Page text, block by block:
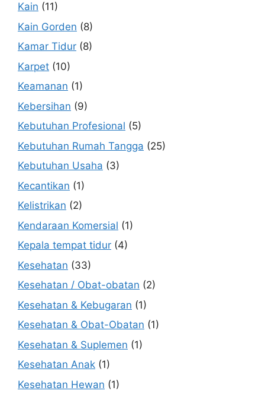
Kain (11)
Kain Gorden (8)
Kamar Tidur (8)
Karpet (10)
Keamanan (1)
Kebersihan (9)
Kebutuhan Profesional (5)
Kebutuhan Rumah Tangga (25)
Kebutuhan Usaha (3)
Kecantikan (1)
Kelistrikan (2)
Kendaraan Komersial (1)
Kepala tempat tidur (4)
Kesehatan (33)
Kesehatan / Obat-obatan (2)
Kesehatan & Kebugaran (1)
Kesehatan & Obat-Obatan (1)
Kesehatan & Suplemen (1)
Kesehatan Anak (1)
Kesehatan Hewan (1)